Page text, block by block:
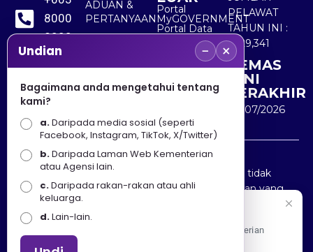
8000
8000
+603
8891
7100
ADUAN &
PERTANYAAN
Portal
MyGOVERNMENT
Portal Data
Terbuka
Sektor Awam
PELAWAT
TAHUN INI :
5,529,341
KEMAS
KINI
TERAKHIR
30/07/2026
Penafian : Kerajaan Malaysia dan Kementerian
Pelancongan Seni dan Budaya (MOTAC) adalah tidak
bertanggungjawab atas kehilangan atau kerugian yang
disebabkan oleh penggunaan mana-mana maklumat
yang diperolehi dari portal ini.
Undian − ×
Bagaimana anda mengetahui tentang
kami?
a.Daripada media sosial (seperti
Facebook, Instagram, TikTok, X/Twitter)
b.Daripada Laman Web Kementerian
atau Agensi lain.
c.Daripada rakan-rakan atau ahli
keluarga.
d.Lain-lain.
Apa Khabar! Selamat datang ke Portal Rasmi Kementerian
Pelancongan, Seni dan Budaya